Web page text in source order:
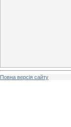
Повна версія сайту